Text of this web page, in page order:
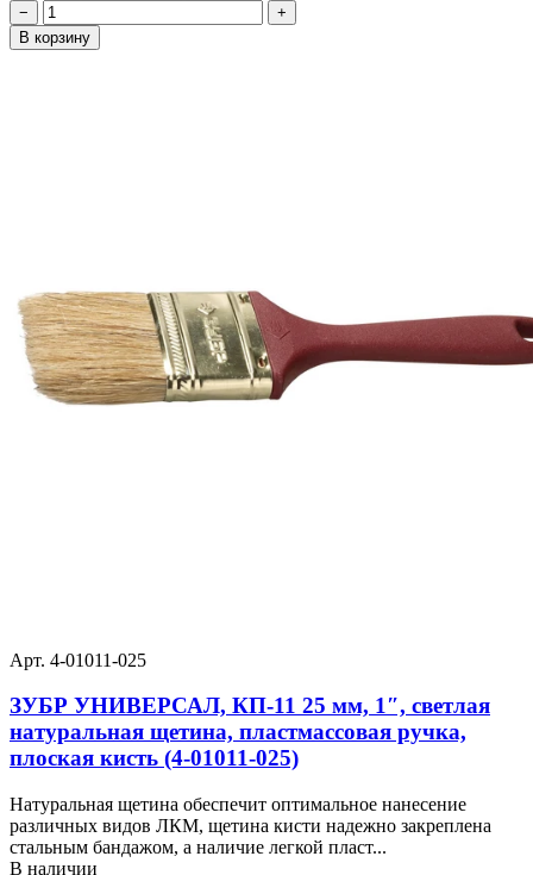
−
+
В корзину
Арт. 4-01011-025
ЗУБР УНИВЕРСАЛ, КП-11 25 мм, 1″, светлая
натуральная щетина, пластмассовая ручка,
плоская кисть (4-01011-025)
Натуральная щетина обеспечит оптимальное нанесение
различных видов ЛКМ, щетина кисти надежно закреплена
стальным бандажом, а наличие легкой пласт...
В наличии